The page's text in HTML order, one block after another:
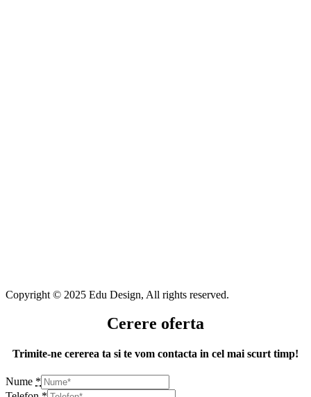
Copyright © 2025 Edu Design, All rights reserved.
Cerere oferta
Trimite-ne cererea ta si te vom contacta in cel mai scurt timp!
Nume *